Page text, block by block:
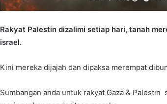
Rakyat Palestin dizalimi setiap hari, tanah
israel.
Kini mereka dijajah dan dipaksa merempat
Sumbangan anda untuk rakyat Gaza & Palestin